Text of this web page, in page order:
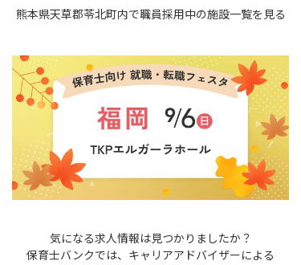
熊本県天草郡苓北町内で職員採用中の施設一覧を見る
気になる求人情報は見つかりましたか？
保育士バンクでは、キャリアアドバイザーによる